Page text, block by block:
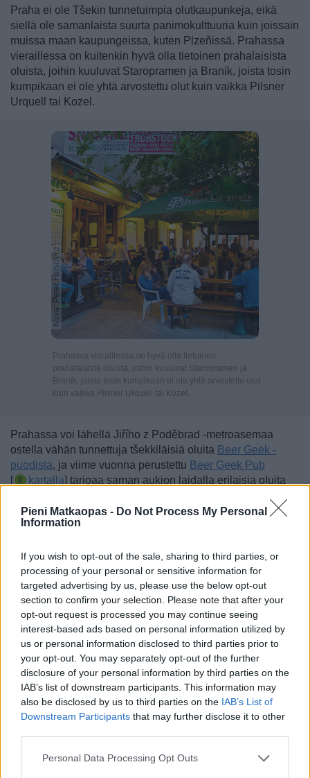
Pieni Matkaopas - Do Not Process My Personal
Information
If you wish to opt-out of the sale, sharing to third parties, or
processing of your personal or sensitive information for
targeted advertising by us, please use the below opt-out
section to confirm your selection. Please note that after your
opt-out request is processed you may continue seeing
interest-based ads based on personal information utilized by
us or personal information disclosed to third parties prior to
your opt-out. You may separately opt-out of the further
disclosure of your personal information by third parties on the
IAB’s list of downstream participants. This information may
also be disclosed by us to third parties on the IAB’s List of
Downstream Participants that may further disclose it to other
Personal Data Processing Opt Outs
Praha ei ole Tšekin tunnetuimpia olutkaupunkeja, eikä
siellä ole samanlaista suurta panimokulttuuria kuin joissain
muissa maan kaupungeissa, kuten Plzeňissä. Prahassa
vieraillessa on kuitenkin hyvä olla tietoinen prahalaisista
oluista, joihin kuuluvat Staropramen ja Braník, joista tosin
kumpikaan ei ole yhtä arvostettu olut kuin vaikka Pilsner
Urquell tai Kozel.
Prahassa vieraillessa on hyvä olla tietoinen
prahalaisista oluista, joihin kuuluvat Staropramen ja
Braník, joista tosin kumpikaan ei ole yhtä arvostettu olut
kuin vaikka Pilsner Urquell tai Kozel.
Kuva: Peter Forsberg
Prahassa voi lähellä Jiřího z Poděbrad -metroasemaa
ostella vähän tunnettuja tšekkiläisiä oluita Beer Geek -
puodista, ja viime vuonna perustettu Beer Geek Pub
[
kartalla] tarjoaa saman aukion laidalla erilaisia oluita
useimpina päivinä klo 13–21, joskin la se avautuu jo klo
11, su vasta klo 15. Baari on avoinna joka päivä klo 15–02.
Näiden lisäksi on kuitenkin hyvä myös pitää mielessä, että
Prahassa voi vierailla myös panimossa. Niistä
kansainvälisesti tunnetuin onStaropramenin panimo
sijaitsee Anděl -metroaseman vieressä [
kartalla]. Siellä
kierros maksaa 200 kruunua ja sen voi tehdä englanniksi,
saksaksi, venäjäksi tai tšekiksi, ma–su klo 10–18.
Varsin uusi panimokierros on vuonna 2013 aloitettu
Pivovar Lužiny -panimon kierros, joka on kätevällä paikalla
keskustan ulkopuolella, keltaisella linjalla olevan Lužiny-
metroaseman vieressä. Verkkosivujen tai puhelimen kautta
ilmoittaudutaan etukäteen, mikä on tyypillistä
lisäksi täällä on hyvä ravintola ja oluttupa, joissa voi ilman